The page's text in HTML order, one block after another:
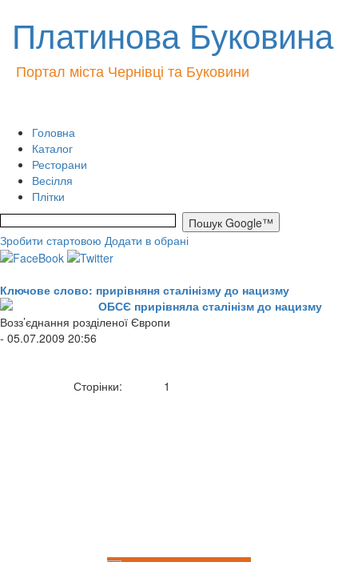
Платинова Буковина
Портал міста Чернівці та Буковини
Головна
Каталог
Ресторани
Весілля
Плітки
Зробити стартовою Додати в обрані
Ключове слово: прирівняня сталінізму до нацизму
ОБСЄ прирівняла сталінізм до нацизму
Возз’єднання розділеної Європи
- 05.07.2009 20:56
Сторінки: 1